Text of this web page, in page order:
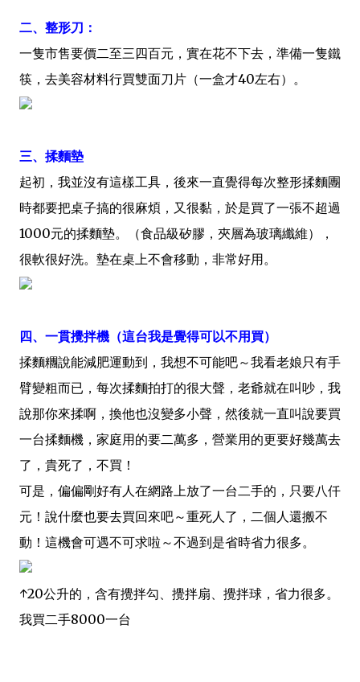
二、整形刀：
一隻市售要價二至三四百元，實在花不下去，準備一隻鐵
筷，去美容材料行買雙面刀片（一盒才40左右）。
三、揉麵墊
起初，我並沒有這樣工具，後來一直覺得每次整形揉麵團
時都要把桌子搞的很麻煩，又很黏，於是買了一張不超過
1000元的揉麵墊。（食品級矽膠，夾層為玻璃纖維），
很軟很好洗。墊在桌上不會移動，非常好用。
四、一貫攪拌機（這台我是覺得可以不用買）
揉麵糰說能減肥運動到，我想不可能吧～我看老娘只有手
臂變粗而已，每次揉麵拍打的很大聲，老爺就在叫吵，我
說那你來揉啊，換他也沒變多小聲，然後就一直叫說要買
一台揉麵機，家庭用的要二萬多，營業用的更要好幾萬去
了，貴死了，不買！
可是，偏偏剛好有人在網路上放了一台二手的，只要八仟
元！說什麼也要去買回來吧～重死人了，二個人還搬不
動！這機會可遇不可求啦～不過到是省時省力很多。
↑20公升的，含有攪拌勾、攪拌扇、攪拌球，省力很多。
我買二手8000一台